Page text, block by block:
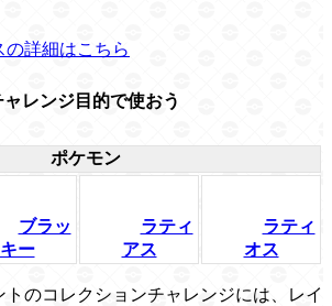
の詳細はこちら
レンジ目的で使おう
ポケモン
ブラッ
キー
ラティ
アス
ラティ
オス
のコレクションチャレンジには、レイ